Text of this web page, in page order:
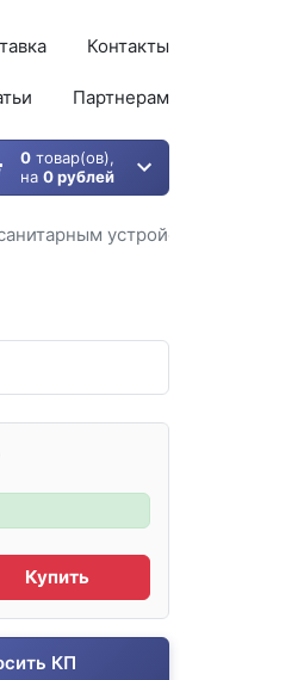
Контакты
Партнерам
0товар(ов),
на 0 рублей
устройством
Купить
КП